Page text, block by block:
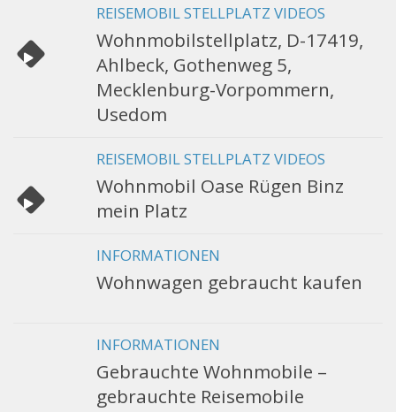
REISEMOBIL STELLPLATZ VIDEOS
Wohnmobilstellplatz, D-17419,
Ahlbeck, Gothenweg 5,
Mecklenburg-Vorpommern,
Usedom
REISEMOBIL STELLPLATZ VIDEOS
Wohnmobil Oase Rügen Binz
mein Platz
INFORMATIONEN
Wohnwagen gebraucht kaufen
INFORMATIONEN
Gebrauchte Wohnmobile –
gebrauchte Reisemobile